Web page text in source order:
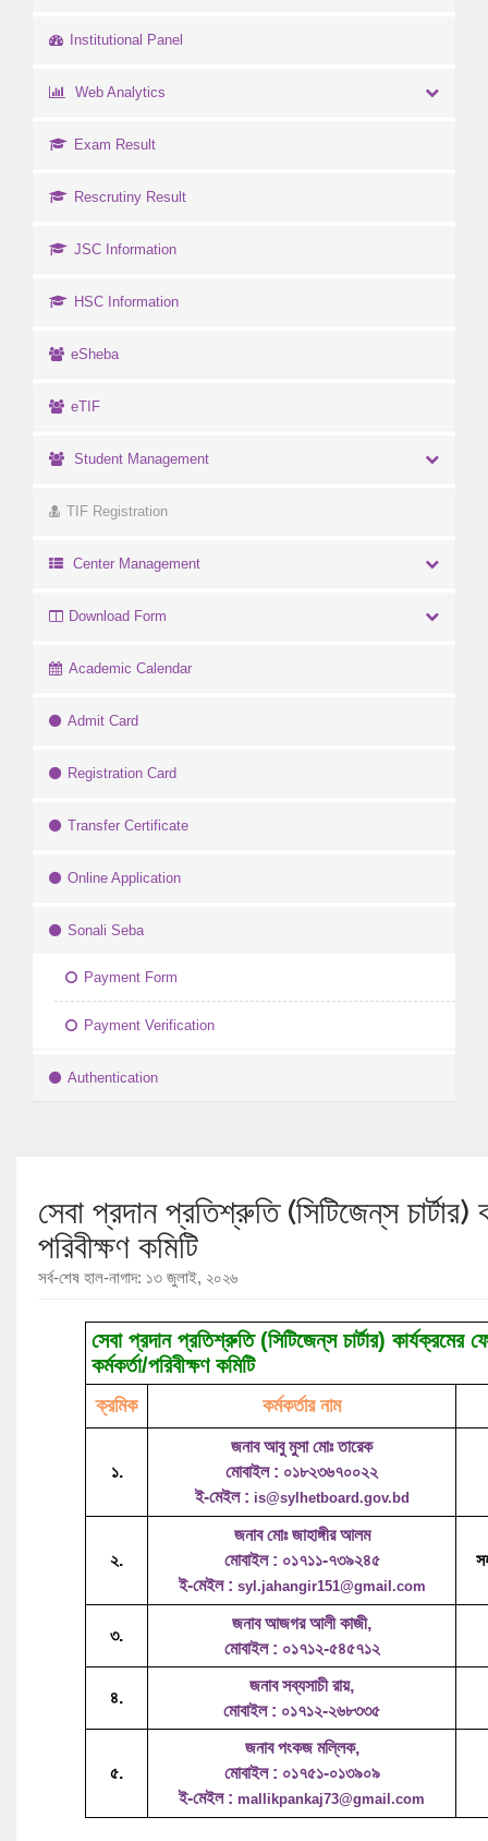
Institutional Panel
Web Analytics
Exam Result
Rescrutiny Result
JSC Information
HSC Information
eSheba
eTIF
Student Management
TIF Registration
Center Management
Download Form
Academic Calendar
Admit Card
Registration Card
Transfer Certificate
Online Application
Sonali Seba
Payment Form
Payment Verification
Authentication
সেবা প্রদান প্রতিশ্রুতি (সিটিজেন্‌স
পরিবীক্ষণ কমিটি
সর্ব-শেষ হাল-নাগাদ: ১৩ জুলাই, ২০২৬
সেবা প্রদান প্রতিশ্রুতি (সিটিজেন্‌স চার্টার) কার্যক্রমের
কর্মকর্তা/পরিবীক্ষণ কমিটি
ক্রমিক কর্মকর্তার নাম
১.
জনাব আবু মুসা মোঃ তারেক
মোবাইল : ০১৮২৩৬৭০০২২
ই-মেইল : is@sylhetboard.gov.bd
২.
জনাব মোঃ জাহাঙ্গীর আলম
মোবাইল : ০১৭১১-৭৩৯২৪৫
ই-মেইল : syl.jahangir151@gmail.com
৩.
জনাব আজগর আলী কাজী,
মোবাইল : ০১৭১২-৫৪৫৭১২
৪.
জনাব সব্যসাচী রায়,
মোবাইল : ০১৭১২-২৬৮৩৩৫
৫.
জনাব পংকজ মল্লিক,
মোবাইল : ০১৭৫১-০১৩৯০৯
ই-মেইল : mallikpankaj73@gmail.com